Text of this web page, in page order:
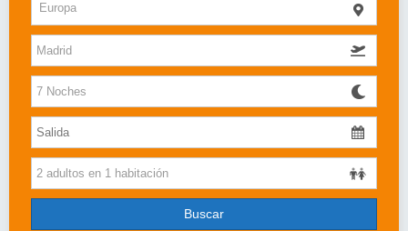
Costas
Islas
Caribe
Bahia Principe
Cruceros
Europa
Buscar